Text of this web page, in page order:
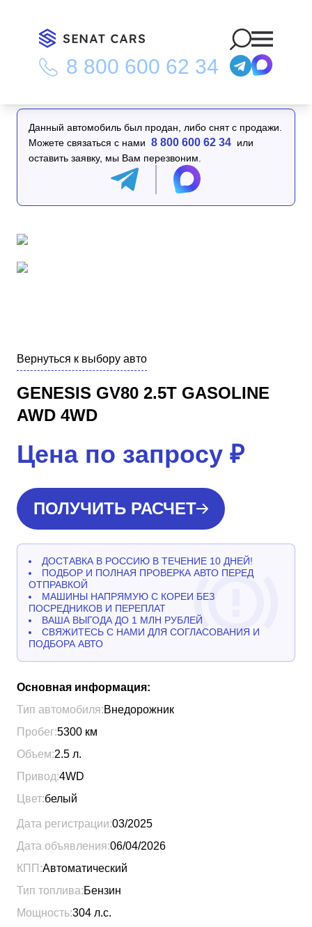
8 800 600 62 34
Главная Каталог/Genesis GV80 2.5T Gasoline AWD 4WD
Данный автомобиль был продан, либо снят с продажи.
Можете связаться с нами 8 800 600 62 34 или
оставить заявку, мы Вам перезвоним.
Вернуться к выбору авто
GENESIS GV80 2.5T GASOLINE
AWD 4WD
Цена по запросу ₽
ПОЛУЧИТЬ РАСЧЕТ
ДОСТАВКА В РОССИЮ В ТЕЧЕНИЕ 10 ДНЕЙ!
ПОДБОР И ПОЛНАЯ ПРОВЕРКА АВТО ПЕРЕД
ОТПРАВКОЙ
МАШИНЫ НАПРЯМУЮ С КОРЕИ БЕЗ
ПОСРЕДНИКОВ И ПЕРЕПЛАТ
ВАША ВЫГОДА ДО 1 МЛН РУБЛЕЙ
СВЯЖИТЕСЬ С НАМИ ДЛЯ СОГЛАСОВАНИЯ И
ПОДБОРА АВТО
Основная информация:
Тип автомобиля:Внедорожник
Пробег:5300 км
Объем:2.5 л.
Привод:4WD
Цвет:белый
Дата регистрации:03/2025
Дата объявления:06/04/2026
КПП:Автоматический
Тип топлива:Бензин
Мощность:304 л.с.